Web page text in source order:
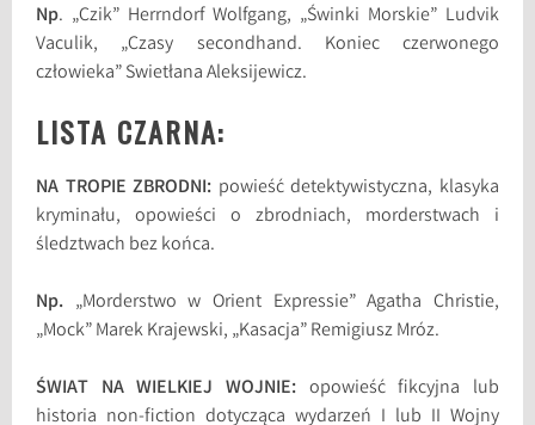
Np. „Czik” Herrndorf Wolfgang, „Świnki Morskie” Ludvik
Vaculik, „Czasy secondhand. Koniec czerwonego
człowieka” Swietłana Aleksijewicz.
LISTA CZARNA:
NA TROPIE ZBRODNI: powieść detektywistyczna, klasyka
kryminału, opowieści o zbrodniach, morderstwach i
śledztwach bez końca.
Np. „Morderstwo w Orient Expressie” Agatha Christie,
„Mock” Marek Krajewski, „Kasacja” Remigiusz Mróz.
ŚWIAT NA WIELKIEJ WOJNIE: opowieść fikcyjna lub
historia non-fiction dotycząca wydarzeń I lub II Wojny